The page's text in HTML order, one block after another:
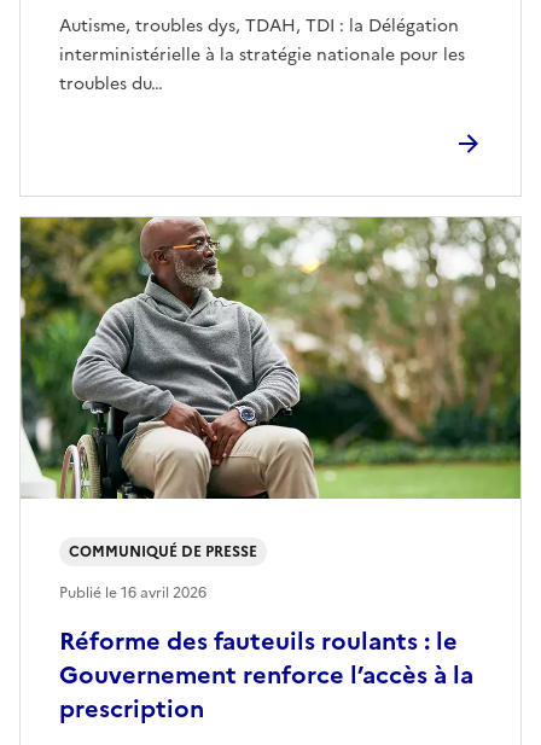
Autisme, troubles dys, TDAH, TDI : la Délégation
interministérielle à la stratégie nationale pour les
troubles du…
Réforme des fauteuils roulants : le
Gouvernement renforce l’accès à la
prescription
COMMUNIQUÉ DE PRESSE
Publié le16 avril 2026